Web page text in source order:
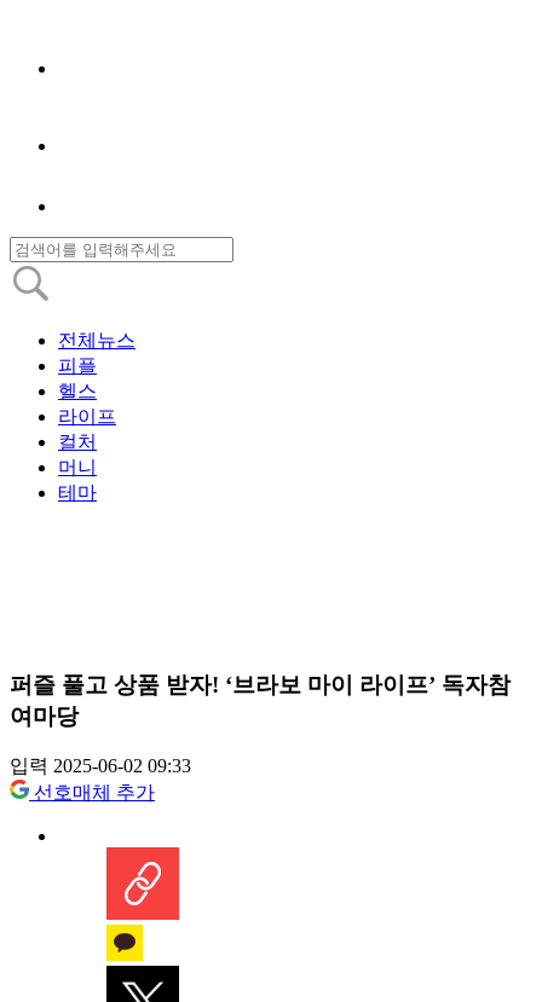
전체뉴스
피플
헬스
라이프
컬처
머니
테마
퍼즐 풀고 상품 받자! ‘브라보 마이 라이프’ 독자참
여마당
입력 2025-06-02 09:33
선호매체 추가